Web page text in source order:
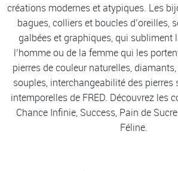
créations modernes et atypiques. Les
bagues, colliers et boucles d’oreilles,
galbées et graphiques, qui subliment
l’homme ou de la femme qui les
pierres de couleur naturelles,
souples, interchangeabilité des pierres
intemporelles de FRED. Découvrez les
Chance Infinie, Success, Pain de
Féline.